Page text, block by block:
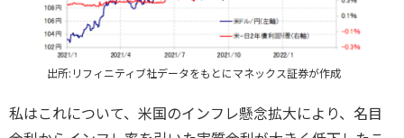
出所:リフィニティブ社データをもとにマネックス証券が作成
私はこれについて、米国のインフレ懸念拡大により、名目